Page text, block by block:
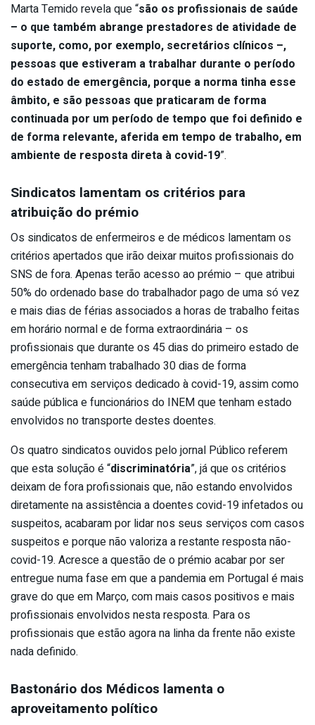
Marta Temido revela que “são os profissionais de saúde
– o que também abrange prestadores de atividade de
suporte, como, por exemplo, secretários clínicos –,
pessoas que estiveram a trabalhar durante o período
do estado de emergência, porque a norma tinha esse
âmbito, e são pessoas que praticaram de forma
continuada por um período de tempo que foi definido e
de forma relevante, aferida em tempo de trabalho, em
ambiente de resposta direta à covid-19”.
Sindicatos lamentam os critérios para
atribuição do prémio
Os sindicatos de enfermeiros e de médicos lamentam os
critérios apertados que irão deixar muitos profissionais do
SNS de fora. Apenas terão acesso ao prémio – que atribui
50% do ordenado base do trabalhador pago de uma só vez
e mais dias de férias associados a horas de trabalho feitas
em horário normal e de forma extraordinária – os
profissionais que durante os 45 dias do primeiro estado de
emergência tenham trabalhado 30 dias de forma
consecutiva em serviços dedicado à covid-19, assim como
saúde pública e funcionários do INEM que tenham estado
envolvidos no transporte destes doentes.
Os quatro sindicatos ouvidos pelo jornal Público referem
que esta solução é “discriminatória”, já que os critérios
deixam de fora profissionais que, não estando envolvidos
diretamente na assistência a doentes covid-19 infetados ou
suspeitos, acabaram por lidar nos seus serviços com casos
suspeitos e porque não valoriza a restante resposta não-
covid-19. Acresce a questão de o prémio acabar por ser
entregue numa fase em que a pandemia em Portugal é mais
grave do que em Março, com mais casos positivos e mais
profissionais envolvidos nesta resposta. Para os
profissionais que estão agora na linha da frente não existe
nada definido.
Bastonário dos Médicos lamenta o
aproveitamento político